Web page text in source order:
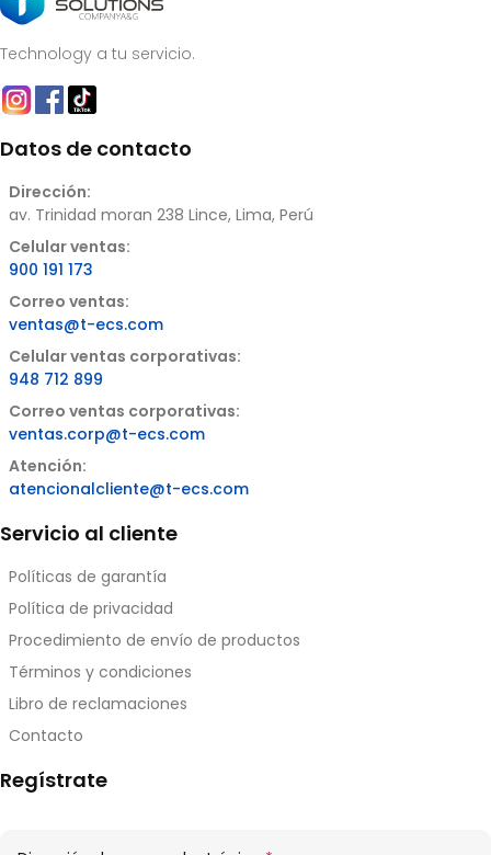
Technology a tu servicio.
Datos de contacto
Dirección:
av. Trinidad moran 238 Lince, Lima, Perú
Celular ventas:
900 191 173
Correo ventas:
ventas@t-ecs.com
Celular ventas corporativas:
948 712 899
Correo ventas corporativas:
ventas.corp@t-ecs.com
Atención:
atencionalcliente@t-ecs.com
Servicio al cliente
Políticas de garantía
Política de privacidad
Procedimiento de envío de productos
Términos y condiciones
Libro de reclamaciones
Contacto
Regístrate